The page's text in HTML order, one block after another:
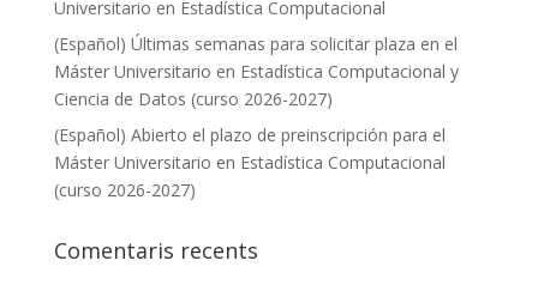
Universitario en Estadística Computacional
(Español) Últimas semanas para solicitar plaza en el
Máster Universitario en Estadística Computacional y
Ciencia de Datos (curso 2026-2027)
(Español) Abierto el plazo de preinscripción para el
Máster Universitario en Estadística Computacional
(curso 2026-2027)
Comentaris recents